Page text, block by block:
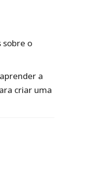
sobre o
a
criar uma